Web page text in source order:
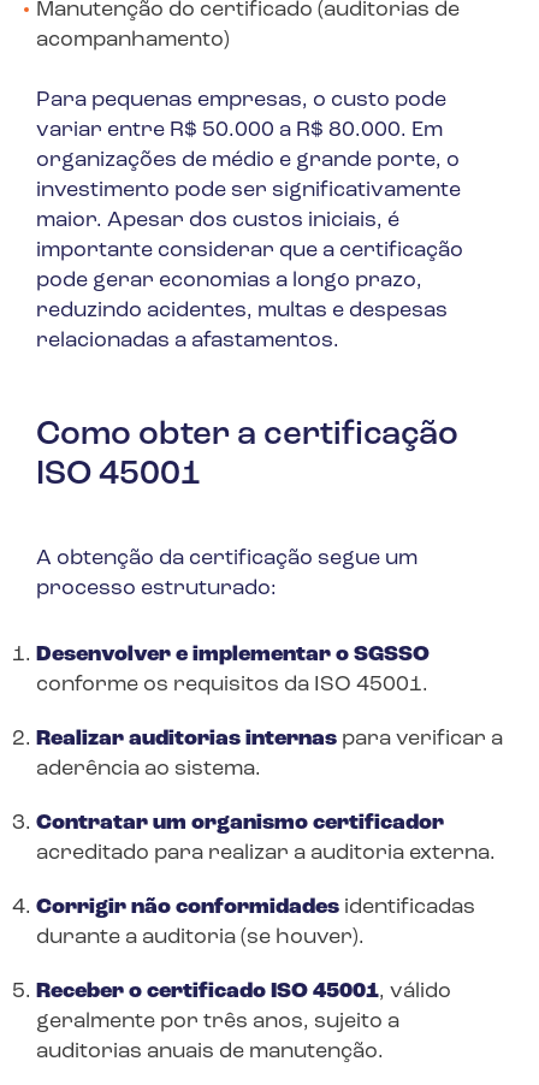
Manutenção do certificado (auditorias de
acompanhamento)
Para pequenas empresas, o custo pode
variar entre R$ 50.000 a R$ 80.000. Em
organizações de médio e grande porte, o
investimento pode ser significativamente
maior. Apesar dos custos iniciais, é
importante considerar que a certificação
pode gerar economias a longo prazo,
reduzindo acidentes, multas e despesas
relacionadas a afastamentos.
Como obter a certificação
ISO 45001
A obtenção da certificação segue um
processo estruturado:
Desenvolver e implementar o SGSSO
conforme os requisitos da ISO 45001.
Realizar auditorias internas para verificar a
aderência ao sistema.
Contratar um organismo certificador
acreditado para realizar a auditoria externa.
Corrigir não conformidades identificadas
durante a auditoria (se houver).
Receber o certificado ISO 45001, válido
geralmente por três anos, sujeito a
auditorias anuais de manutenção.